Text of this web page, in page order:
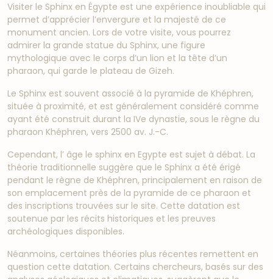
Visiter le Sphinx en Égypte est une expérience inoubliable qui
permet d’apprécier l’envergure et la majesté de ce
monument ancien. Lors de votre visite, vous pourrez
admirer la grande statue du Sphinx, une figure
mythologique avec le corps d’un lion et la tête d’un
pharaon, qui garde le plateau de Gizeh.
Le Sphinx est souvent associé à la pyramide de Khéphren,
située à proximité, et est généralement considéré comme
ayant été construit durant la IVe dynastie, sous le règne du
pharaon Khéphren, vers 2500 av. J.-C.
Cependant, l’ âge le sphinx en Egypte est sujet à débat. La
théorie traditionnelle suggère que le Sphinx a été érigé
pendant le règne de Khéphren, principalement en raison de
son emplacement près de la pyramide de ce pharaon et
des inscriptions trouvées sur le site. Cette datation est
soutenue par les récits historiques et les preuves
archéologiques disponibles.
Néanmoins, certaines théories plus récentes remettent en
question cette datation. Certains chercheurs, basés sur des